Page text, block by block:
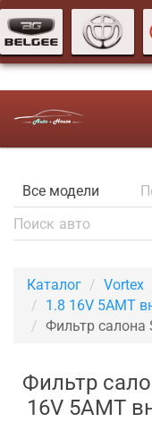
Каталог Vortex
1.8 16V 5AMT
Фильтр салона
Фильтр
16V 5AMT